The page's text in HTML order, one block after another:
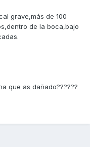
grave,más de 100
de la boca,bajo
que as dañado??????